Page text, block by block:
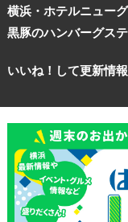
横浜・ホテルニュー
黒豚のハンバーグス
いいね！して更新情